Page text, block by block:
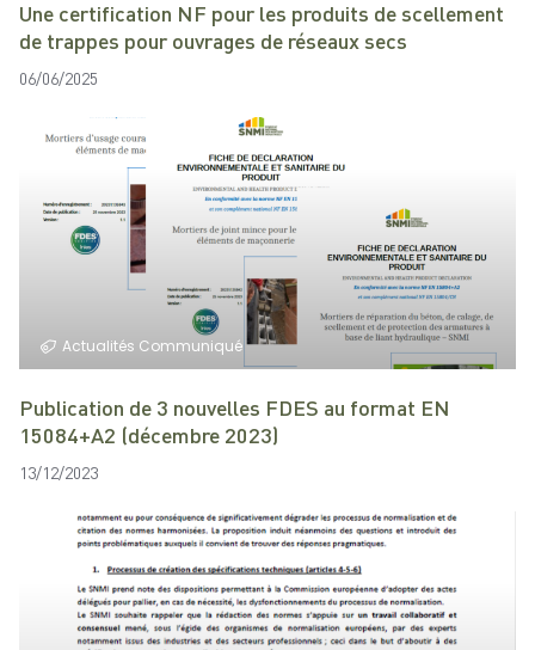
Une certification NF pour les produits de scellement
de trappes pour ouvrages de réseaux secs
06/06/2025
Actualités Communiqué
Publication de 3 nouvelles FDES au format EN
15084+A2 (décembre 2023)
13/12/2023